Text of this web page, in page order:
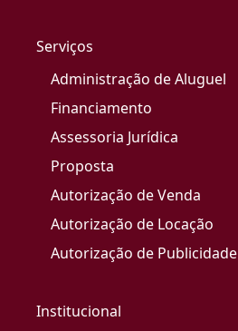
Serviços
Administração de Aluguel
Financiamento
Assessoria Jurídica
Proposta
Autorização de Venda
Autorização de Locação
Autorização de Publicidade
Institucional